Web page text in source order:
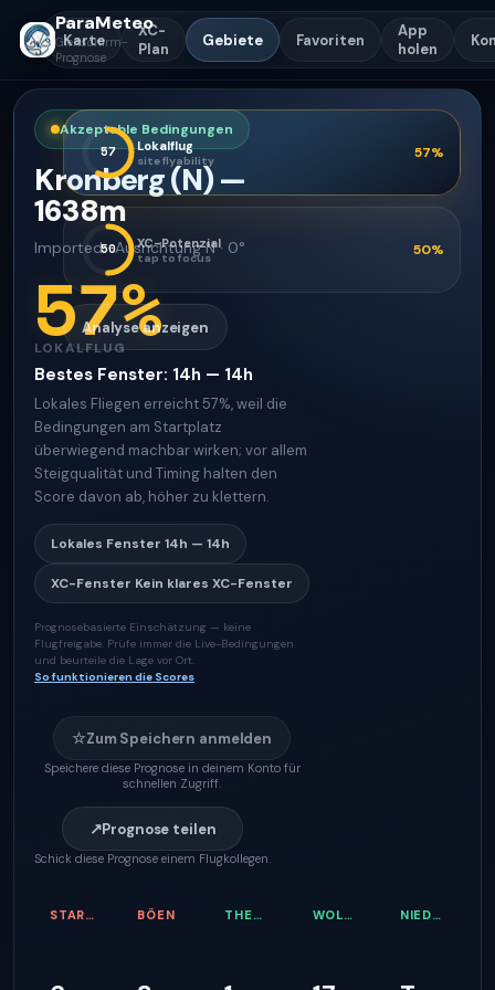
ParaMeteo
Gleitschirm-
Prognose
Karte
XC-
Plan
Gebiete Favoriten
App
holen
Akzeptable Bedingungen
Kronberg (N)—
1638m
Imported·Ausrichtung N · 0°
57%
LOKALFLUG
Bestes Fenster: 14h — 14h
Lokales Fliegen erreicht 57%, weil die
Bedingungen am Startplatz
überwiegend machbar wirken; vor allem
Steigqualität und Timing halten den
Score davon ab, höher zu klettern.
Lokales Fenster 14h — 14h
XC-Fenster Kein klares XC-Fenster
Prognosebasierte Einschätzung — keine
Flugfreigabe. Prüfe immer die Live-Bedingungen
und beurteile die Lage vor Ort.
So funktionieren die Scores
☆Zum Speichern anmelden
Speichere diese Prognose in deinem Konto für
schnellen Zugriff.
↗Prognose teilen
Schick diese Prognose einem Flugkollegen.
57 Lokalflug
site flyability 57%
50 XC-Potenzial
tap to focus 50%
Analyse anzeigen
STARTWIND BÖEN THERMIKQUALITÄT WOLKENBASIS NIEDERSCHLAGSRISIKO